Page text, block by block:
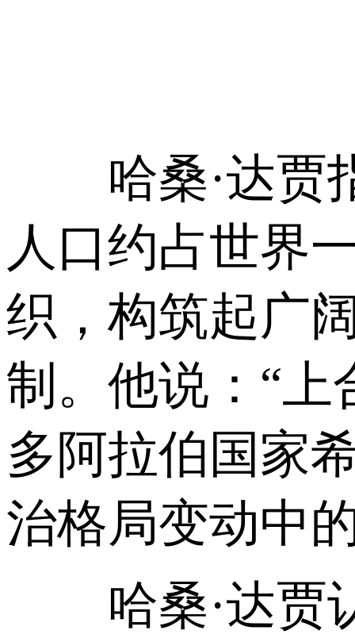
哈桑·达贾指
人口约占世界
织，构筑起广
制。他说：“
多阿拉伯国家
治格局变动中
哈桑·达贾认